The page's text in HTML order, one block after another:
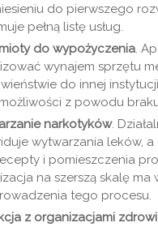
do pierwszego
pełną listę usług.
do wypożyczenia.
wynajem sprzętu
do innej
z powodu
narkotyków.
wytwarzania leków, a
i pomieszczenia
na szerszą skalę ma
tego procesu.
z organizacjami